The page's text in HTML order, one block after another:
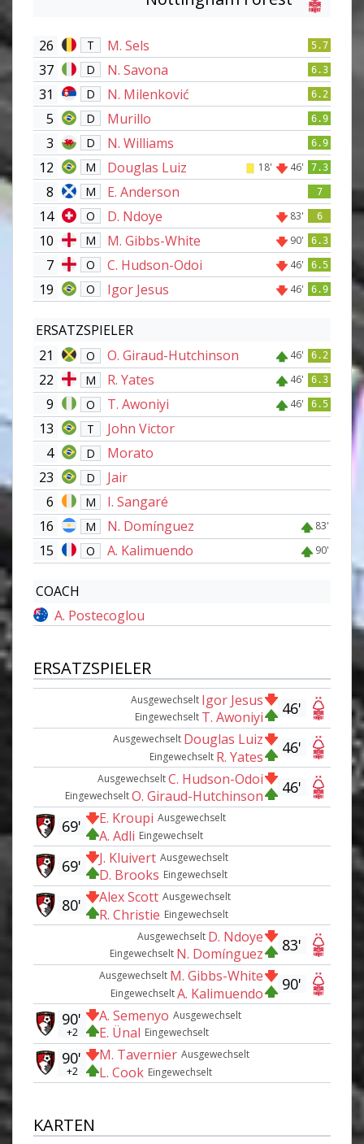
26 T M. Sels 5.7
37 D N. Savona 6.3
31 D N. Milenković 6.2
5 D Murillo 6.9
3 D N. Williams 6.9
12 M Douglas Luiz 18' 46' 7.3
8 M E. Anderson 7
14 O D. Ndoye 83' 6
10 M M. Gibbs-White 90' 6.3
7 O C. Hudson-Odoi 46' 6.5
19 O Igor Jesus 46' 6.9
ERSATZSPIELER
21
O O. Giraud-Hutchinson 46' 6.2
22 M R. Yates 46' 6.3
9 O T. Awoniyi 46' 6.5
13 T
John Victor
4
D
Morato
23
D
Jair
6
M
I. Sangaré
16
M N. Domínguez 83'
15 O A. Kalimuendo 90'
COACH
A. Postecoglou
ERSATZSPIELER
46'
Ausgewechselt Igor Jesus
Eingewechselt T. Awoniyi
46'
Ausgewechselt Douglas Luiz
Eingewechselt R. Yates
46'
AusgewechseltC. Hudson-Odoi
EingewechseltO. Giraud-Hutchinson
Ausgewechselt
E. Kroupi
Eingewechselt
A. Adli
69'
Ausgewechselt
J. Kluivert
Eingewechselt
D. Brooks
69'
Ausgewechselt
Alex Scott
Eingewechselt
R. Christie
80'
83'
Ausgewechselt D. Ndoye
Eingewechselt N. Domínguez
90'
Ausgewechselt M. Gibbs-White
EingewechseltA. Kalimuendo
Ausgewechselt
A. Semenyo
Eingewechselt
E. Ünal
90'
+2
Ausgewechselt
M. Tavernier
Eingewechselt
L. Cook
90'
+2
KARTEN